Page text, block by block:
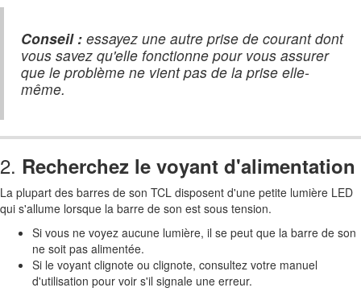
Conseil : essayez une autre prise de courant dont
vous savez qu'elle fonctionne pour vous assurer
que le problème ne vient pas de la prise elle-
même.
2. Recherchez le voyant d'alimentation
La plupart des barres de son TCL disposent d'une petite lumière LED
qui s'allume lorsque la barre de son est sous tension.
Si vous ne voyez aucune lumière, il se peut que la barre de son
ne soit pas alimentée.
Si le voyant clignote ou clignote, consultez votre manuel
d'utilisation pour voir s'il signale une erreur.